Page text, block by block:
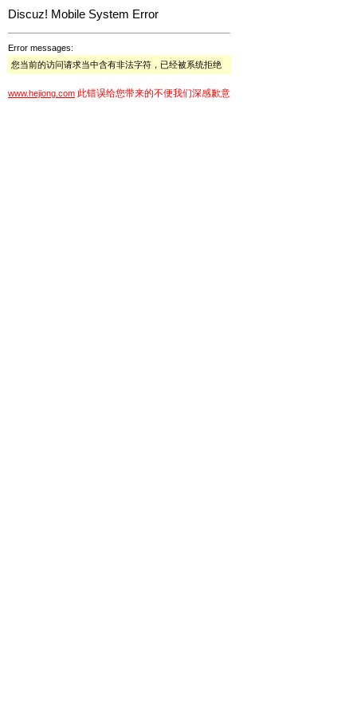
Discuz! Mobile System Error
Error messages:
您当前的访问请求当中含有非法字符，已经被系统拒绝
www.hejiong.com 此错误给您带来的不便我们深感歉意